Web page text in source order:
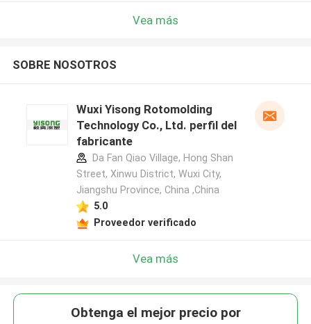
Vea más
SOBRE NOSOTROS
Wuxi Yisong Rotomolding
Technology Co., Ltd. perfil del
fabricante
Da Fan Qiao Village, Hong Shan
Street, Xinwu District, Wuxi City,
Jiangshu Province, China ,China
5.0
Proveedor verificado
Vea más
Obtenga el mejor precio por